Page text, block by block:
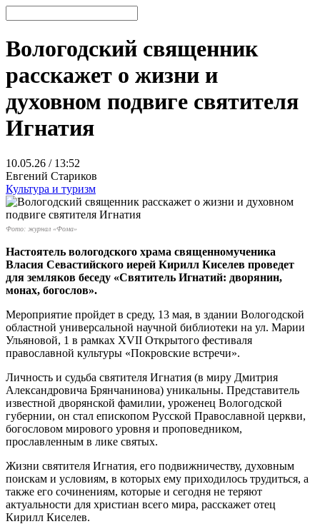
Вологодский священник
расскажет о жизни и
духовном подвиге святителя
Игнатия
10.05.26 / 13:52
Евгений Стариков
Культура и туризм
Фото: журнал «Фома»
Настоятель вологодского храма священномученика
Власия Севастийского иерей Кирилл Киселев проведет
для земляков беседу «Святитель Игнатий: дворянин,
монах, богослов».
Мероприятие пройдет в среду, 13 мая, в здании Вологодской
областной универсальной научной библиотеки на ул. Марии
Ульяновой, 1 в рамках XVII Открытого фестиваля
православной культуры «Покровские встречи».
Личность и судьба святителя Игнатия (в миру Дмитрия
Александровича Брянчанинова) уникальны. Представитель
известной дворянской фамилии, уроженец Вологодской
губернии, он стал епископом Русской Православной церкви,
богословом мирового уровня и проповедником,
прославленным в лике святых.
Жизни святителя Игнатия, его подвижничеству, духовным
поискам и условиям, в которых ему приходилось трудиться, а
также его сочинениям, которые и сегодня не теряют
актуальности для христиан всего мира, расскажет отец
Кирилл Киселев.